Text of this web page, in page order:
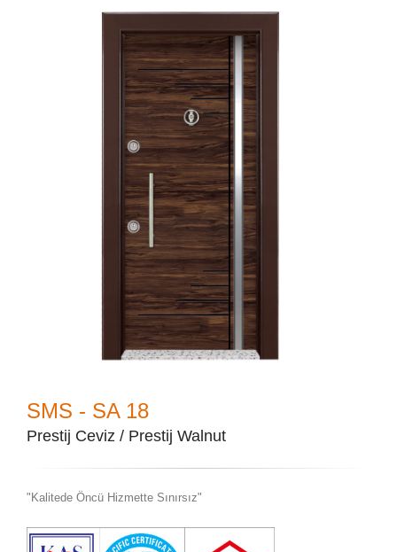
SMS - SA 18
Prestij Ceviz / Prestij Walnut
"Kalitede Öncü Hizmette Sınırsız"